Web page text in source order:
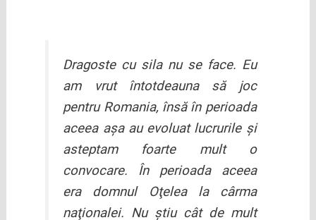
Dragoste cu sila nu se face. Eu
am vrut întotdeauna să joc
pentru Romania, însă în perioada
aceea aşa au evoluat lucrurile şi
asteptam foarte mult o
convocare. În perioada aceea
era domnul Oţelea la cârma
naţionalei. Nu ştiu cât de mult